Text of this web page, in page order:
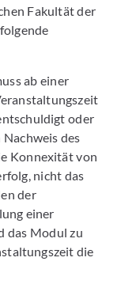
Fakultät der
ab einer
oder
des
Konnexität von
nicht das
der
einer
das Modul zu
die